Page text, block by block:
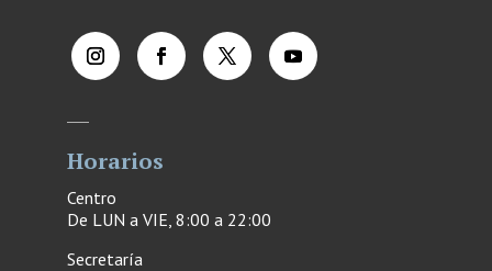
Horarios
Centro
De LUN a VIE, 8:00 a 22:00
Secretaría